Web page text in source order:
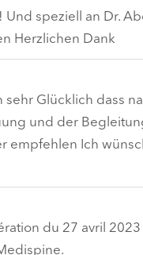
speziell an Dr.
Herzlichen Dank
Glücklich dass
und der
empfehlen Ich
du 27 avril